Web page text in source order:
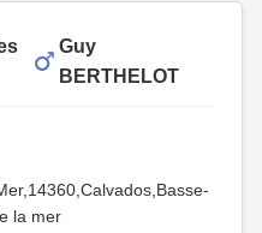
Guy
BERTHELOT
la mer